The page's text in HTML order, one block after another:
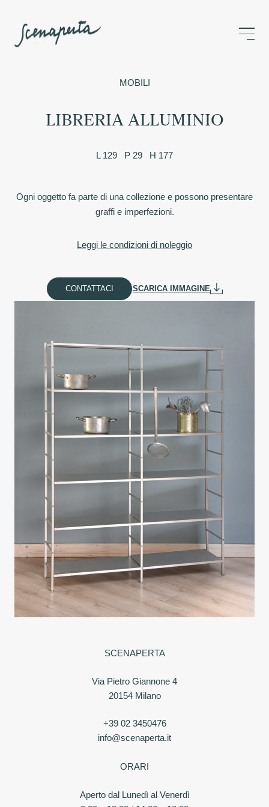
MOBILI
LIBRERIA ALLUMINIO
L 129 P 29 H 177
Ogni oggetto fa parte di una collezione e possono presentare
graffi e imperfezioni.
Leggi le condizioni di noleggio
CONTATTACI SCARICA IMMAGINE
SCENAPERTA
Via Pietro Giannone 4
20154 Milano
+39 02 3450476
info@scenaperta.it
ORARI
Aperto dal Lunedì al Venerdì